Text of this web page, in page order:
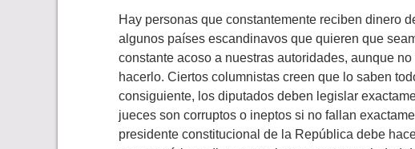
Hay personas que constantemente reciben dinero
algunos países escandinavos que quieren que
constante acoso a nuestras autoridades, aunque
hacerlo. Ciertos columnistas creen que lo saben
consiguiente, los diputados deben legislar
jueces son corruptos o ineptos si no fallan
presidente constitucional de la República debe